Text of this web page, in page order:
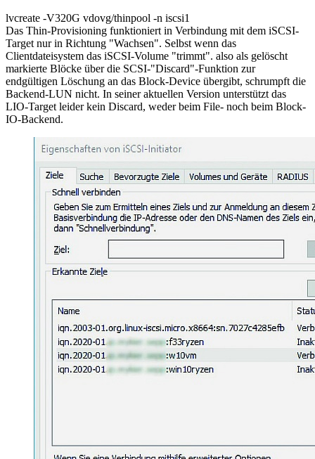
lvcreate -V320G vdovg/thinpool -n iscsi1
Das Thin-Provisioning funktioniert in Verbindung mit dem iSCSI-
Target nur in Richtung "Wachsen". Selbst wenn das
Clientdateisystem das iSCSI-Volume "trimmt". also als gelöscht
markierte Blöcke über die SCSI-"Discard"-Funktion zur
endgültigen Löschung an das Block-Device übergibt, schrumpft die
Backend-LUN nicht. In seiner aktuellen Version unterstützt das
LIO-Target leider kein Discard, weder beim File- noch beim Block-
IO-Backend.